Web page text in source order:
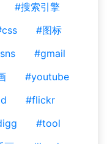
#搜索引擎
#图标
#gmail
#youtube
#flickr
#tool